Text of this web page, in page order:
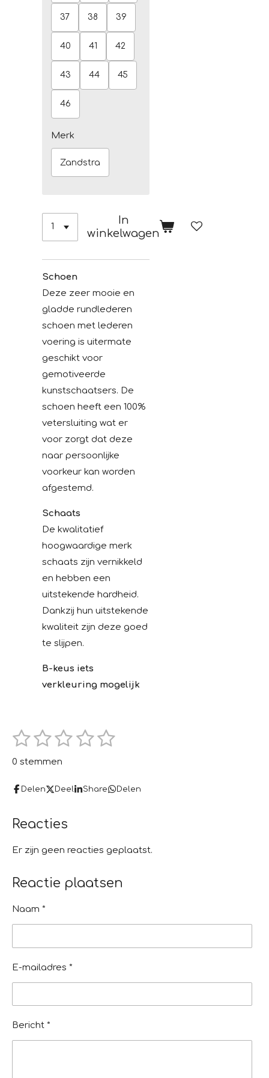
37 38 39
40 41 42
43 44 45
46
Merk
Zandstra
In
winkelwagen
Schoen
Deze zeer mooie en
gladde rundlederen
schoen met lederen
voering is uitermate
geschikt voor
gemotiveerde
kunstschaatsers. De
schoen heeft een 100%
vetersluiting wat er
voor zorgt dat deze
naar persoonlijke
voorkeur kan worden
afgestemd.
Schaats
De kwalitatief
hoogwaardige merk
schaats zijn vernikkeld
en hebben een
uitstekende hardheid.
Dankzij hun uitstekende
kwaliteit zijn deze goed
te slijpen.
B-keus iets
verkleuring mogelijk
R
g
0
t
r
e
n
1
s
e
r
2
s
e
r
e
n
3
s
e
r
e
4
e
e
n
5
e
e
n
S
e
n
0 stemmen
Delen Deel Share Delen
Reacties
Er zijn geen reacties geplaatst.
Reactie plaatsen
Naam *
E-mailadres *
Bericht *